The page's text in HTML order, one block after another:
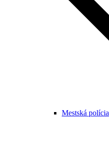
Mestská polícia